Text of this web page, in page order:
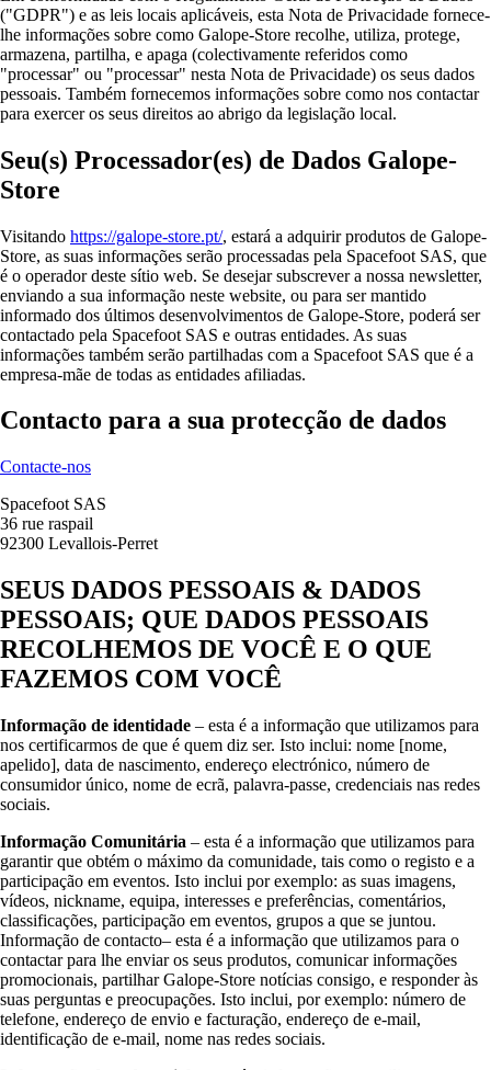
("GDPR") e as leis locais aplicáveis, esta Nota de Privacidade fornece-
lhe informações sobre como Galope-Store recolhe, utiliza, protege,
armazena, partilha, e apaga (colectivamente referidos como
"processar" ou "processar" nesta Nota de Privacidade) os seus dados
pessoais. Também fornecemos informações sobre como nos contactar
para exercer os seus direitos ao abrigo da legislação local.
Seu(s) Processador(es) de Dados Galope-
Store
Visitando https://galope-store.pt/, estará a adquirir produtos de Galope-
Store, as suas informações serão processadas pela Spacefoot SAS, que
é o operador deste sítio web. Se desejar subscrever a nossa newsletter,
enviando a sua informação neste website, ou para ser mantido
informado dos últimos desenvolvimentos de Galope-Store, poderá ser
contactado pela Spacefoot SAS e outras entidades. As suas
informações também serão partilhadas com a Spacefoot SAS que é a
empresa-mãe de todas as entidades afiliadas.
Contacto para a sua protecção de dados
Contacte-nos
Spacefoot SAS
36 rue raspail
92300 Levallois-Perret
SEUS DADOS PESSOAIS & DADOS
PESSOAIS; QUE DADOS PESSOAIS
RECOLHEMOS DE VOCÊ E O QUE
FAZEMOS COM VOCÊ
Informação de identidade – esta é a informação que utilizamos para
nos certificarmos de que é quem diz ser. Isto inclui: nome [nome,
apelido], data de nascimento, endereço electrónico, número de
consumidor único, nome de ecrã, palavra-passe, credenciais nas redes
sociais.
Informação Comunitária – esta é a informação que utilizamos para
garantir que obtém o máximo da comunidade, tais como o registo e a
participação em eventos. Isto inclui por exemplo: as suas imagens,
vídeos, nickname, equipa, interesses e preferências, comentários,
classificações, participação em eventos, grupos a que se juntou.
Informação de contacto– esta é a informação que utilizamos para o
contactar para lhe enviar os seus produtos, comunicar informações
promocionais, partilhar Galope-Store notícias consigo, e responder às
suas perguntas e preocupações. Isto inclui, por exemplo: número de
telefone, endereço de envio e facturação, endereço de e-mail,
identificação de e-mail, nome nas redes sociais.